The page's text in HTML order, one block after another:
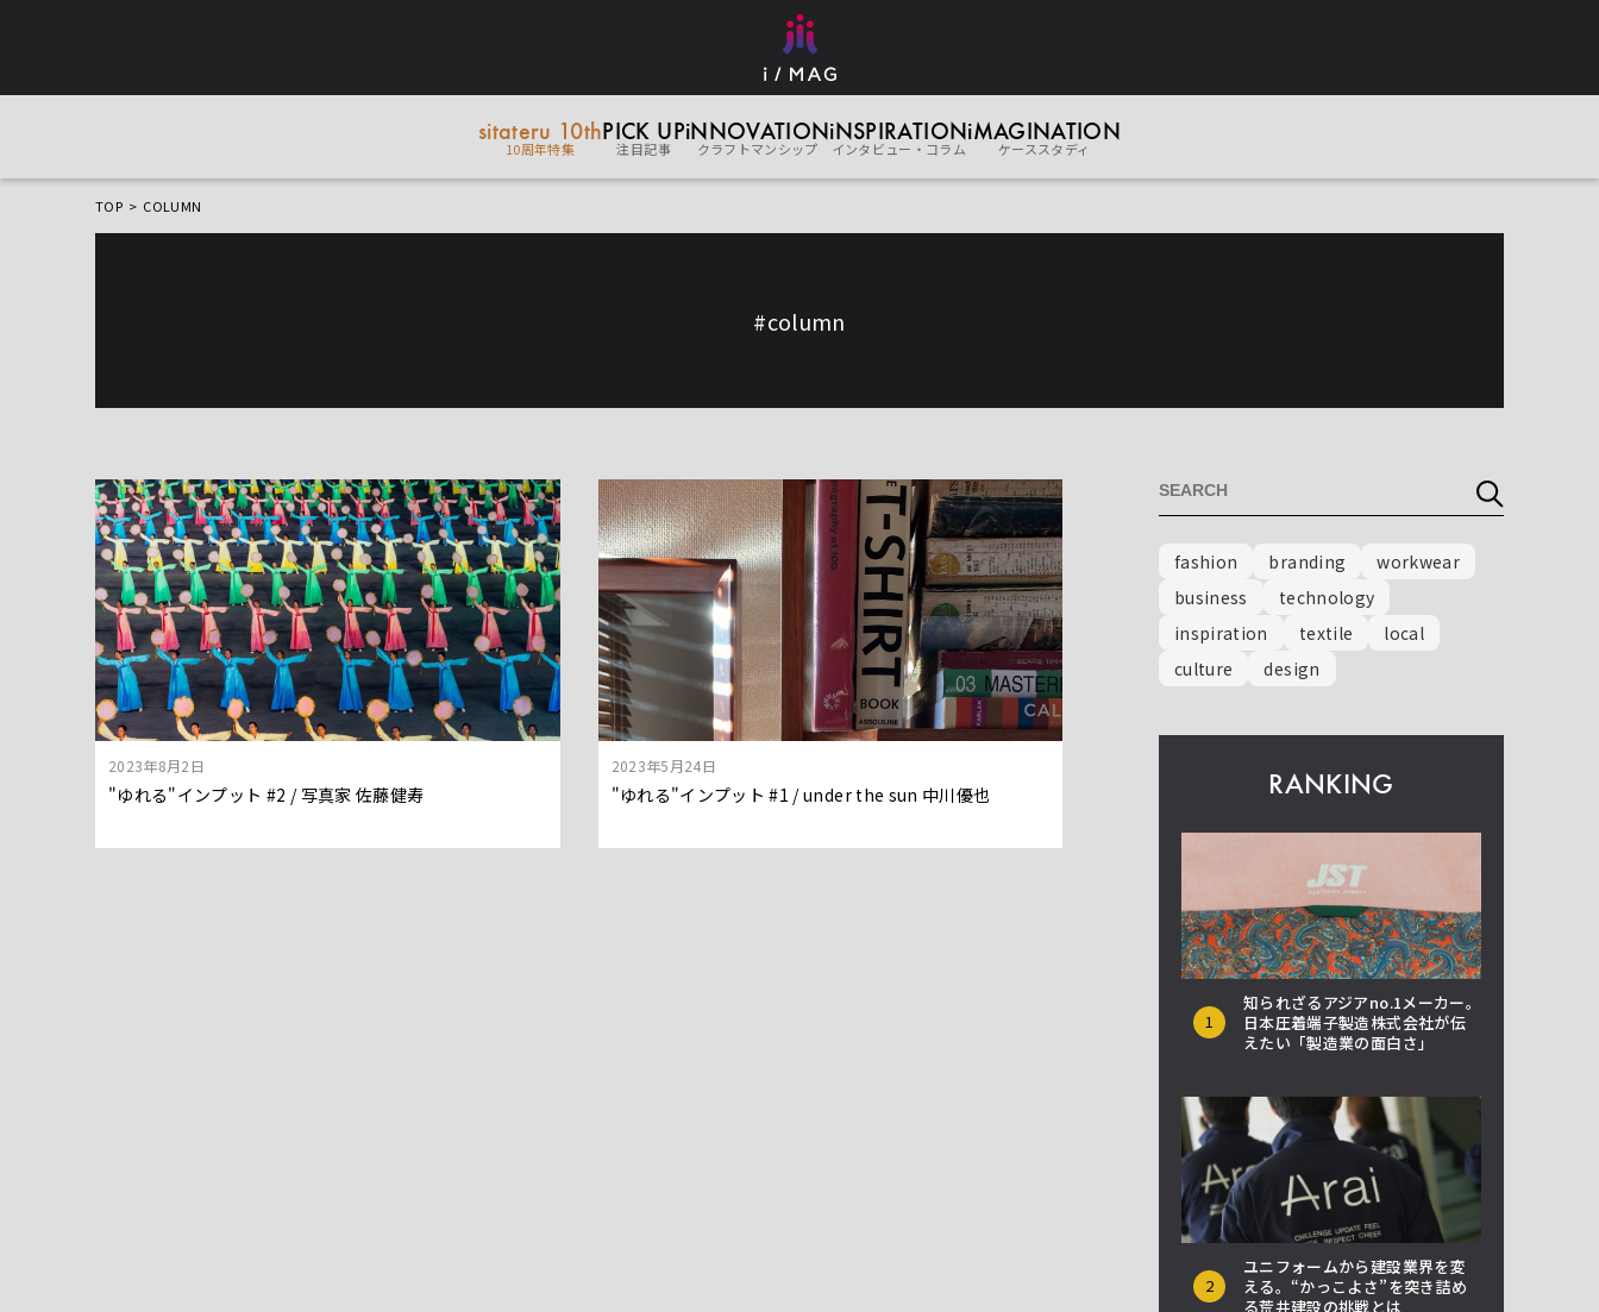
sitateru 10th
10周年特集
PICK UP
注目記事
iNNOVATION
クラフトマンシップ
iNSPIRATION
インタビュー・コラム
iMAGINATION
ケーススタディ
TOP COLUMN
#column
2023年8月2日
"ゆれる"インプット #2 / 写真家 佐藤健寿
2023年5月24日
"ゆれる"インプット #1 / under the sun 中川優也
fashion branding
workwear
business
technology
inspiration
textile
local
culture
design
RANKING
1
知られざるアジアno.1メーカー。
日本圧着端子製造株式会社が伝
えたい「製造業の面白さ」
2
ユニフォームから建設業界を変
える。“かっこよさ”を突き詰め
る荒井建設の挑戦とは